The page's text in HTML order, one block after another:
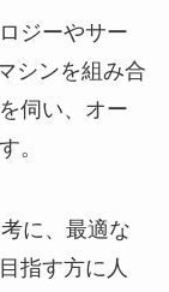
ジーやサー
シンを組み合
伺い、オー
。
に、最適な
指す方に人